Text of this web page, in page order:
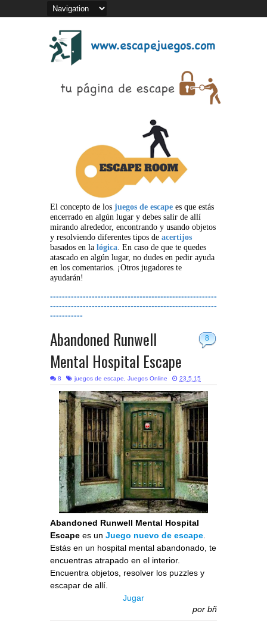
El concepto de los juegos de escape es que estás
encerrado en algún lugar y debes salir de allí
mirando alrededor, encontrando y usando objetos
y resolviendo diferentes tipos de acertijos
basados en la lógica. En caso de que te quedes
atascado en algún lugar, no dudes en pedir ayuda
en los comentarios. ¡Otros jugadores te
ayudarán!
--------------------------------------------------------
--------------------------------------------------------
-----------
8
Abandoned Runwell
Mental Hospital Escape
8 juegos de escape, Juegos Online 23.5.15
Abandoned Runwell Mental Hospital
Escape es un Juego nuevo de escape
Estás en un hospital mental abandonado, te
encuentras atrapado en el interior.
Encuentra objetos, resolver los puzzles y
escapar de allí.
Jugar
por bñ